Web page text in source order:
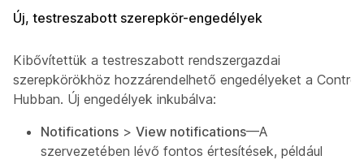
Új, testreszabott szerepkör-engedélyek
Kibővítettük a testreszabott rendszergazdai
szerepkörökhöz hozzárendelhető engedélyeket a Control
Hubban. Új engedélyek inkubálva:
Notifications > View notifications—A
szervezetében lévő fontos értesítések, például